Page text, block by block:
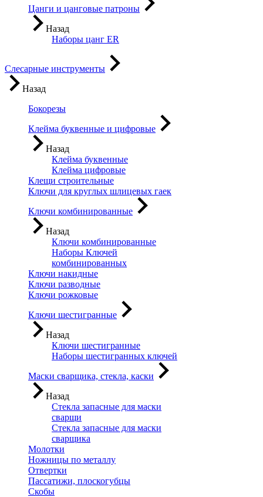
Цанги и цанговые патроны
Назад
Наборы цанг ER
Слесарные инструменты
Назад
Бокорезы
Клейма буквенные и цифровые
Назад
Клейма буквенные
Клейма цифровые
Клещи строительные
Ключи для круглых шлицевых гаек
Ключи комбинированные
Назад
Ключи комбинированные
Наборы Ключей
комбинированных
Ключи накидные
Ключи разводные
Ключи рожковые
Ключи шестигранные
Назад
Ключи шестигранные
Наборы шестигранных ключей
Маски сварщика, стекла, каски
Назад
Стекла запасные для маски
сварщи
Стекла запасные для маски
сварщика
Молотки
Ножницы по металлу
Отвертки
Пассатижи, плоскогубцы
Скобы